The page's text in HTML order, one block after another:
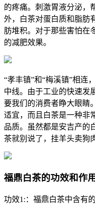
的疼痛。刺激胃液分泌，
外，白茶对蛋白质和脂肪
肪堆积。对于那些害怕在
的减肥效果。
“孝丰镇”和“梅溪镇”相连
中线。由于工业的快速发
要我们的消费者睁大眼睛
适宜，而且白茶是一种非
品质。虽然都是安吉产的
茶就别说了，挂羊头卖狗
福鼎白茶的功效和作用
功效1:：福鼎白茶中含有